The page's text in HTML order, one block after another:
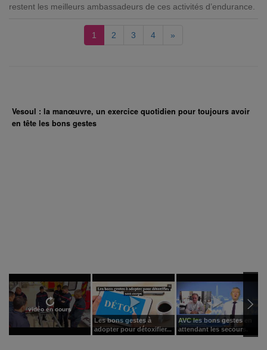
restent les meilleurs ambassadeurs de ces activités d’endurance.
1 2 3 4 »
Vesoul : la manœuvre, un exercice quotidien pour toujours avoir
en tête les bons gestes
vidéo en cours
Les bons gestes à
adopter pour détoxifier...
AVC les bons gestes en
attendant les secours.